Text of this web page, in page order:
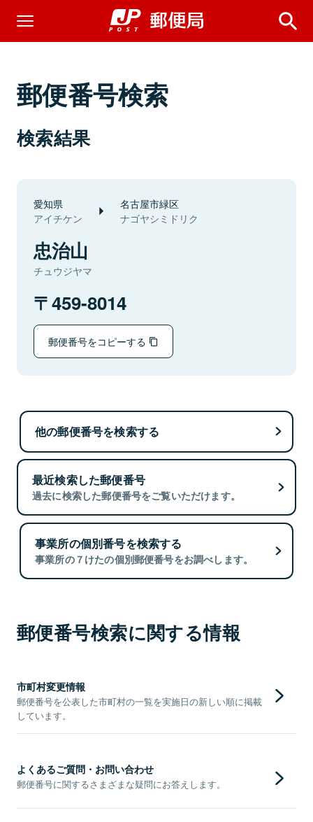
郵便番号検索
検索結果
愛知県
アイチケン
名古屋市緑区
ナゴヤシミドリク
忠治山
チュウジヤマ
459-8014
郵便番号をコピーする
他の郵便番号を検索する
最近検索した郵便番号
過去に検索した郵便番号をご覧いただけます。
事業所の個別番号を検索する
事業所の７けたの個別郵便番号をお調べします。
郵便番号検索に関する情報
市町村変更情報
郵便番号を公表した市町村の一覧を実施日の新しい順に掲載
しています。
よくあるご質問・お問い合わせ
郵便番号に関するさまざまな疑問にお答えします。